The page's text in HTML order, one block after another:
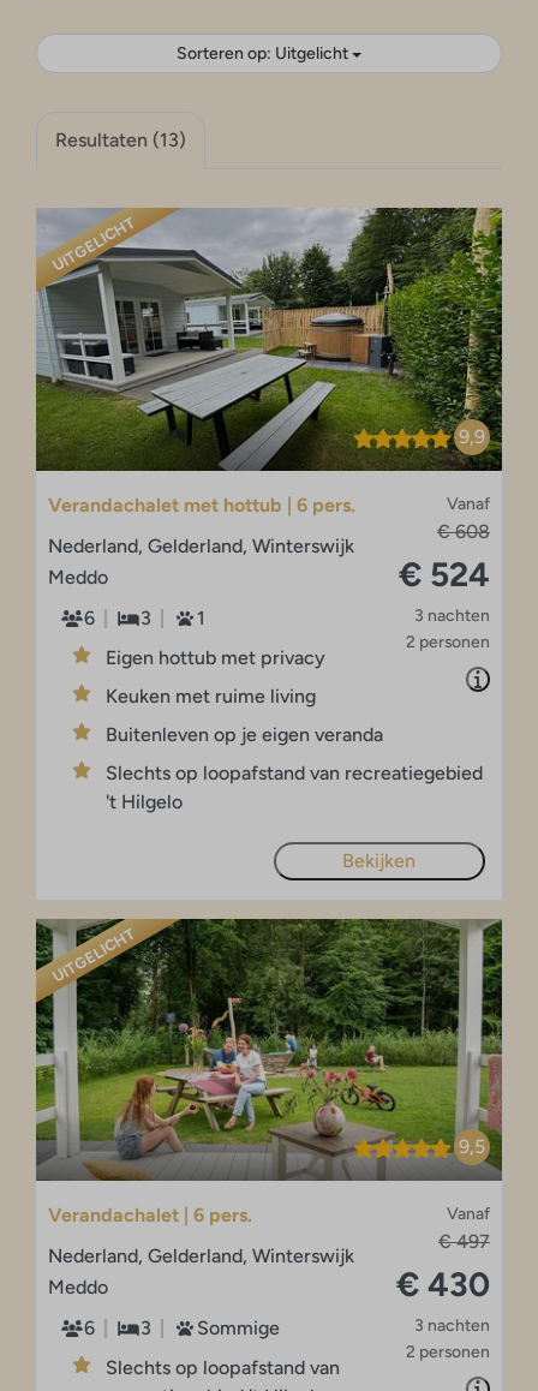
Sorteren op: Uitgelicht
Resultaten (13)
UITGELICHT
9,9
Vanaf
€ 608
€ 524
3 nachten
2 personen
Verandachalet met hottub | 6 pers.
Nederland, Gelderland, Winterswijk
Meddo
6
3
1
Eigen hottub met privacy
Keuken met ruime living
Buitenleven op je eigen veranda
Slechts op loopafstand van recreatiegebied
't Hilgelo
Bekijken
UITGELICHT
9,5
Vanaf
€ 497
€ 430
3 nachten
2 personen
Verandachalet | 6 pers.
Nederland, Gelderland, Winterswijk
Meddo
6
3
Sommige
Slechts op loopafstand van